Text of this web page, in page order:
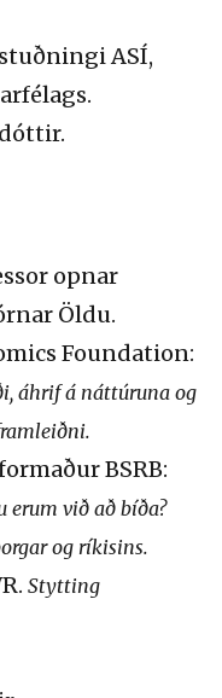
ASÍ,
opnar
Öldu.
Foundation:
áhrif á náttúruna og
BSRB:
við að bíða?
og ríkisins.
Stytting